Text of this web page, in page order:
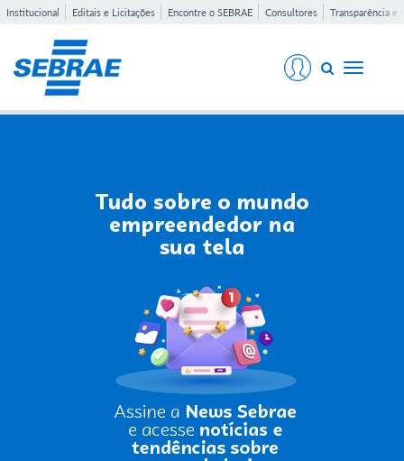
Institucional Editais e Licitações Encontre o SEBRAE Consultores Transparência e
Toggle